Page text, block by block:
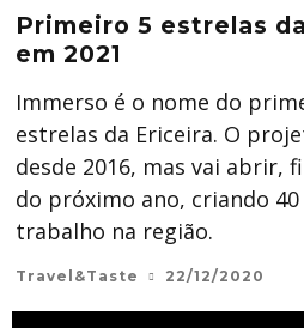
Primeiro 5 estrelas
em 2021
Immerso é o nome do
estrelas da Ericeira. O
desde 2016, mas vai abrir,
do próximo ano, criando
trabalho na região.
Travel&Taste 22/12/2020